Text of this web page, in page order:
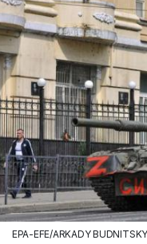
EPA-EFE/ARKADY BUDNITSKY